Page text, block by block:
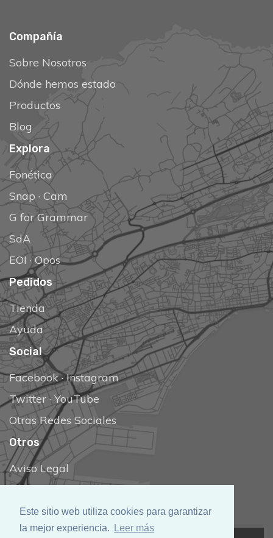
Este sitio web utiliza cookies para garantizar
la mejor experiencia.
Leer más
Compañía
Sobre Nosotros
Dónde hemos estado
Productos
Blog
Explora
Fonética
Snap · Cam
G for Grammar
SdA
EOI ·Opos
Pedidos
Tienda
Ayuda
Social
Facebook·Instagram
Twitter· YouTube
Otras Redes Sociales
Otros
Aviso Legal
Términos & Condiciones
Política de Cookies